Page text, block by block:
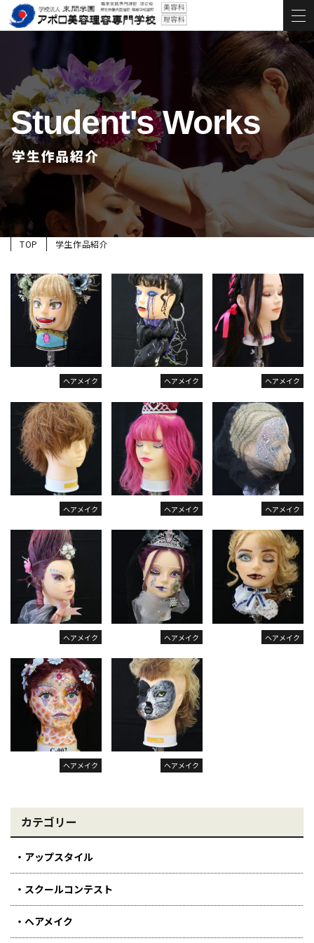
Student's Works
学生作品紹介
TOP 学生作品紹介
ヘアメイク ヘアメイク ヘアメイク
ヘアメイク ヘアメイク ヘアメイク
ヘアメイク ヘアメイク ヘアメイク
ヘアメイク ヘアメイク
カテゴリー
アップスタイル
スクールコンテスト
ヘアメイク